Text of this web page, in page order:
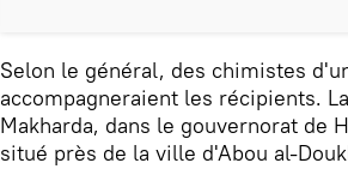
Selon le général, des chimistes
accompagneraient les récipients.
Makharda, dans le gouvernorat de
situé près de la ville d'Abou al-